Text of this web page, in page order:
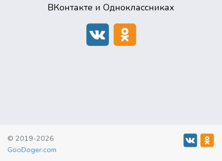
ВКонтакте и Одноклассниках
© 2019-2026
GooDoger.com